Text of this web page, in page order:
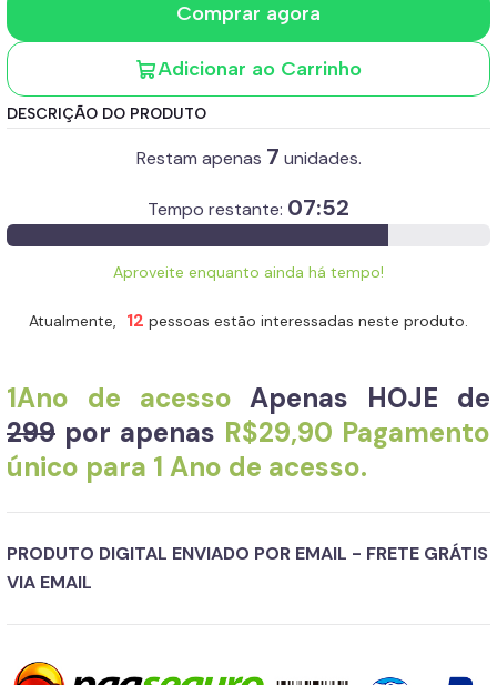
Adicionar ao Carrinho
Comprar agora
DESCRIÇÃO DO PRODUTO
Restam apenas 7 unidades.
Tempo restante:07:51
Aproveite enquanto ainda há tempo!
Atualmente, 12 pessoas estão interessadas neste produto.
1Ano de acesso Apenas HOJE de
299 por apenas R$29,90 Pagamento
único para 1 Ano de acesso.
PRODUTO DIGITAL ENVIADO POR EMAIL - FRETE GRÁTIS
VIA EMAIL